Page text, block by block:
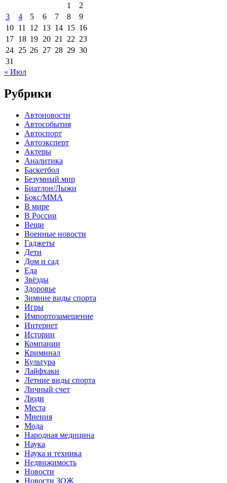
1
2
3
4 5 6 7 8
9
10 11 12 13 14 15 16
17 18 19 20 21 22 23
24 25 26 27 28 29 30
31
« Июл
Рубрики
Автоновости
Автособытия
Автоспорт
Автоэксперт
Актеры
Аналитика
Баскетбол
Безумный мир
Биатлон/Лыжи
Бокс/MMA
В мире
В России
Вещи
Военные новости
Гаджеты
Дети
Дом и сад
Еда
Звёзды
Здоровье
Зимние виды спорта
Игры
Импортозамещение
Интернет
Истории
Компании
Криминал
Культура
Лайфхаки
Летние виды спорта
Личный счет
Люди
Места
Мнения
Мода
Народная медицина
Наука
Наука и техника
Недвижимость
Новости
Новости ЗОЖ